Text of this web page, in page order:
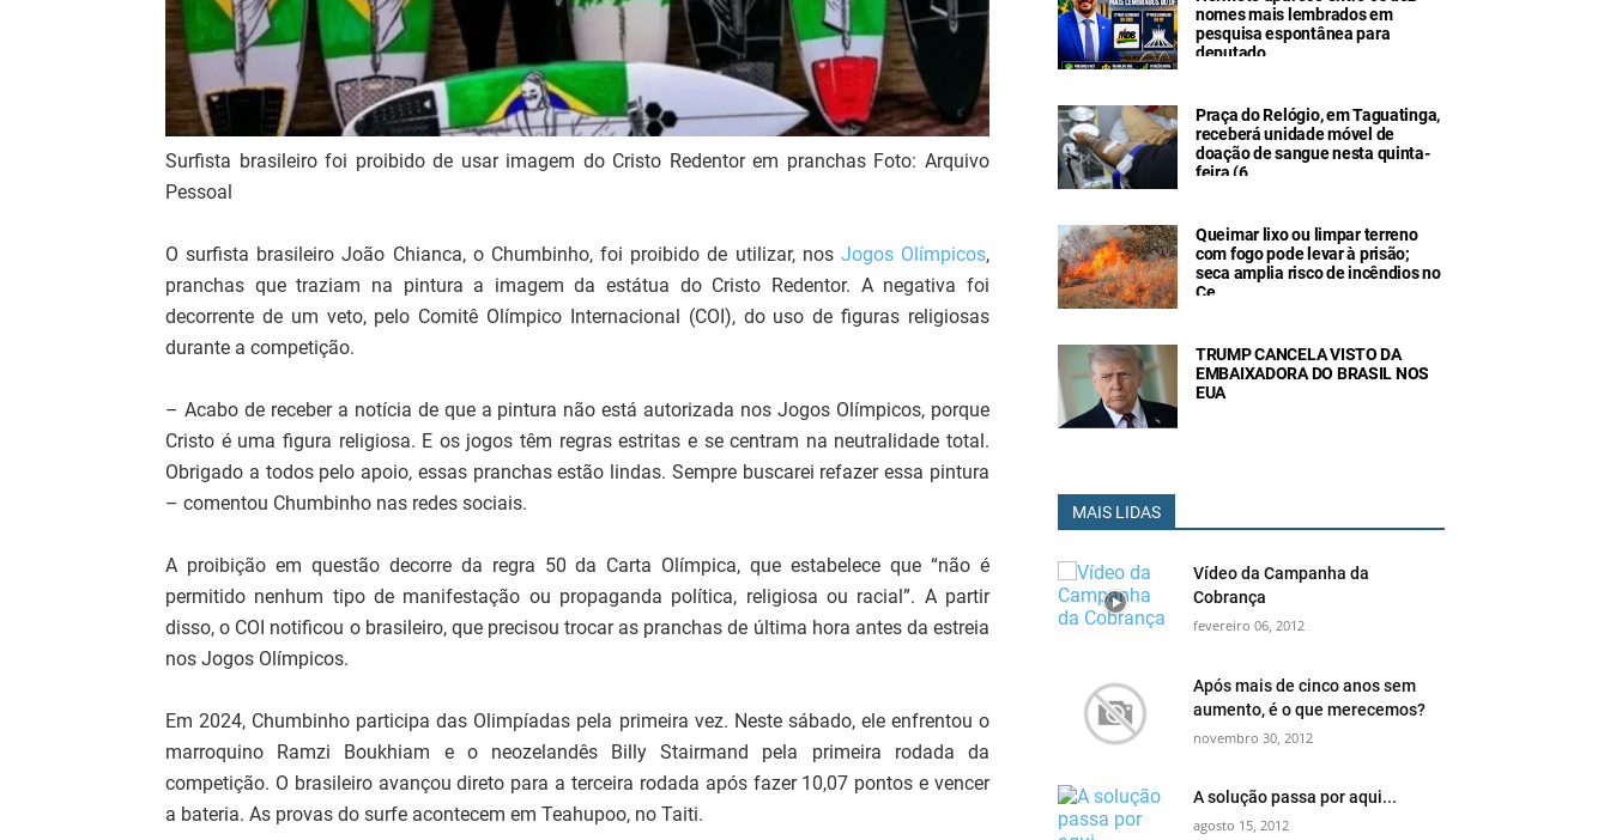
Surfista brasileiro foi proibido de usar imagem do Cristo Redentor em pranchas Foto: Arquivo
Pessoal
O surfista brasileiro João Chianca, o Chumbinho, foi proibido de utilizar, nos Jogos Olímpicos,
pranchas que traziam na pintura a imagem da estátua do Cristo Redentor. A negativa foi
decorrente de um veto, pelo Comitê Olímpico Internacional (COI), do uso de figuras religiosas
durante a competição.
– Acabo de receber a notícia de que a pintura não está autorizada nos Jogos Olímpicos, porque
Cristo é uma figura religiosa. E os jogos têm regras estritas e se centram na neutralidade total.
Obrigado a todos pelo apoio, essas pranchas estão lindas. Sempre buscarei refazer essa pintura
– comentou Chumbinho nas redes sociais.
A proibição em questão decorre da regra 50 da Carta Olímpica, que estabelece que “não é
permitido nenhum tipo de manifestação ou propaganda política, religiosa ou racial”. A partir
disso, o COI notificou o brasileiro, que precisou trocar as pranchas de última hora antes da estreia
nos Jogos Olímpicos.
Em 2024, Chumbinho participa das Olimpíadas pela primeira vez. Neste sábado, ele enfrentou o
marroquino Ramzi Boukhiam e o neozelandês Billy Stairmand pela primeira rodada da
competição. O brasileiro avançou direto para a terceira rodada após fazer 10,07 pontos e vencer
a bateria. As provas do surfe acontecem em Teahupoo, no Taiti.
nomes mais lembrados em
pesquisa espontânea para
deputado
Praça do Relógio, em Taguatinga,
receberá unidade móvel de
doação de sangue nesta quinta-
feira (6
Queimar lixo ou limpar terreno
com fogo pode levar à prisão;
seca amplia risco de incêndios no
Ce
TRUMP CANCELA VISTO DA
EMBAIXADORA DO BRASIL NOS
EUA
MAIS LIDAS
Vídeo da Campanha da
Cobrança
fevereiro 06, 2012
Após mais de cinco anos sem
aumento, é o que merecemos?
novembro 30, 2012
A solução passa por aqui...
agosto 15, 2012